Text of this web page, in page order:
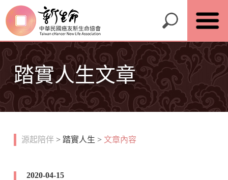
踏實人生文章
源起陪伴 > 踏實人生 > 文章內容
2020-04-15